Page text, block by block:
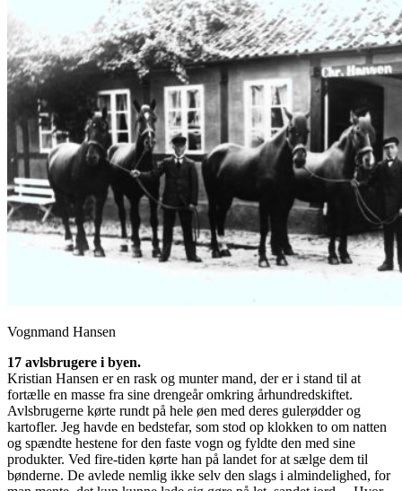
Vognmand Hansen
17 avlsbrugere i byen.
Kristian Hansen er en rask og munter mand, der er i stand til at
fortælle en masse fra sine drengeår omkring århundredskiftet.
Avlsbrugerne kørte rundt på hele øen med deres gulerødder og
kartofler. Jeg havde en bedstefar, som stod op klokken to om natten
og spændte hestene for den faste vogn og fyldte den med sine
produkter. Ved fire-tiden kørte han på landet for at sælge dem til
bønderne. De avlede nemlig ikke selv den slags i almindelighed, for